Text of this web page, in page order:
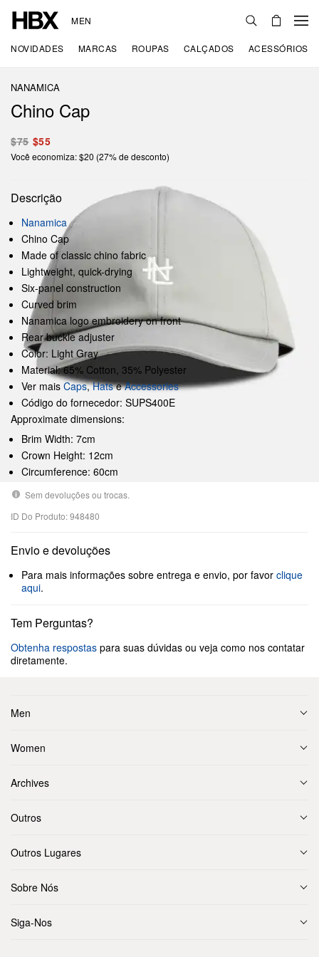
MEN
NOVIDADES MARCAS ROUPAS CALÇADOS ACESSÓRIOS
NANAMICA
Chino Cap
$75 $55
Você economiza: $20 (27% de desconto)
Descrição
Nanamica
Chino Cap
Made of classic chino fabric
Lightweight, quick-drying
Six-panel construction
Curved brim
Nanamica logo embroidery on front
Rear buckle adjuster
Color: Light Gray
Material: 65% Cotton, 35% Polyester
Ver mais Caps,HatseAccessories
Código do fornecedor: SUPS400E
Approximate dimensions:
Brim Width: 7cm
Crown Height: 12cm
Circumference: 60cm
Sem devoluções ou trocas.
ID Do Produto: 948480
Envio e devoluções
Para mais informações sobre entrega e envio, por favor clique
aqui.
Tem Perguntas?
Obtenha respostas para suas dúvidas ou veja como nos contatar
diretamente.
Men
Women
Archives
Outros
Outros Lugares
Sobre Nós
Siga-Nos